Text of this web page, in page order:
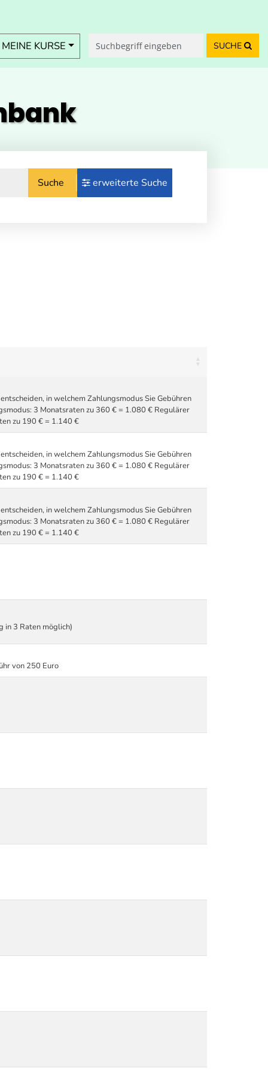
KURSE SUCHE
Suche erweiterte Suche
in welchem Zahlungsmodus Sie Gebühren
3 Monatsraten zu 360 € = 1.080 € Regulärer
zu 190 € = 1.140 €
in welchem Zahlungsmodus Sie Gebühren
3 Monatsraten zu 360 € = 1.080 € Regulärer
zu 190 € = 1.140 €
in welchem Zahlungsmodus Sie Gebühren
3 Monatsraten zu 360 € = 1.080 € Regulärer
zu 190 € = 1.140 €
in 3 Raten möglich)
von 250 Euro